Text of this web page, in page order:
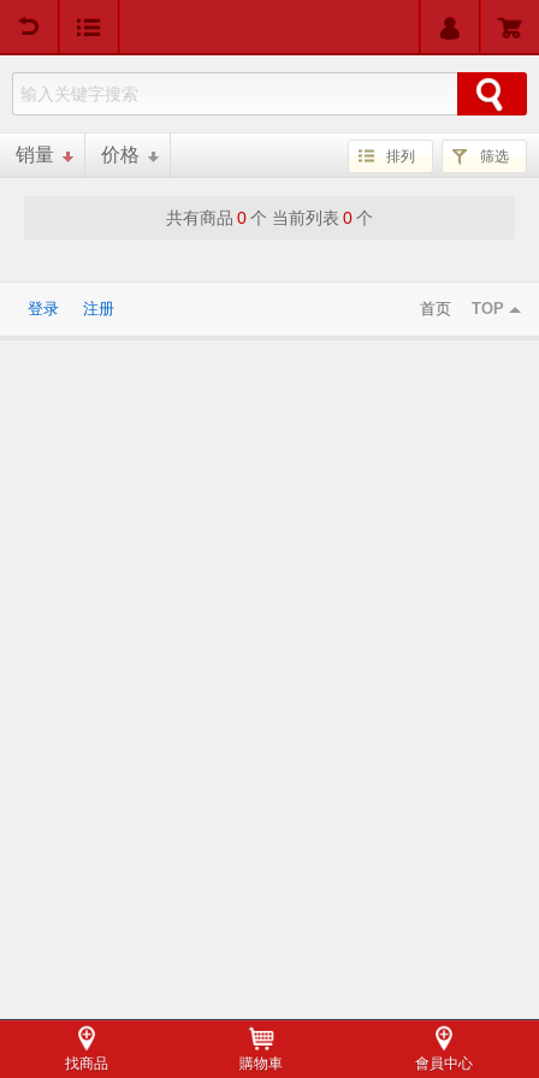
销量 价格 排列 筛选
共有商品 0个 当前列表 0个
登录 注册 首页 TOP
找商品 購物車 會員中心